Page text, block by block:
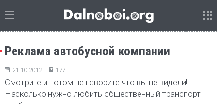
Реклама автобусной компании
21.10.2012 177
Смотрите и потом не говорите что вы не видели!
Насколько нужно любить общественный транспорт,